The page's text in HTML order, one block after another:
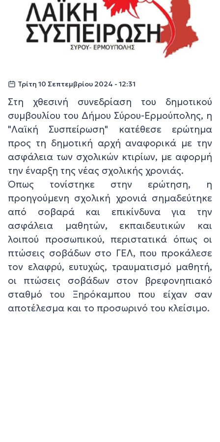
Τρίτη 10 Σεπτεμβρίου 2024 - 12:31
Στη χθεσινή συνεδρίαση του δημοτικού
συμβουλίου του Δήμου Σύρου-Ερμούπολης, η
"Λαϊκή Συσπείρωση" κατέθεσε ερώτημα
προς τη δημοτική αρχή αναφορικά με την
ασφάλεια των σχολικών κτιρίων, με αφορμή
την έναρξη της νέας σχολικής χρονιάς.
Όπως τονίστηκε στην ερώτηση, η
προηγούμενη σχολική χρονιά σημαδεύτηκε
από σοβαρά και επικίνδυνα για την
ασφάλεια μαθητών, εκπαιδευτικών και
λοιπού προσωπικού, περιστατικά όπως οι
πτώσεις σοβάδων στο ΓΕΛ, που προκάλεσε
τον ελαφρύ, ευτυχώς, τραυματισμό μαθητή,
οι πτώσεις σοβάδων στον βρεφονηπιακό
σταθμό του Ξηρόκαμπου που είχαν σαν
αποτέλεσμα και το προσωρινό του κλείσιμο.